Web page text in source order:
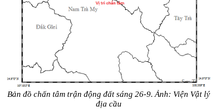
Bản đồ chấn tâm trận động đất sáng 26-9. Ảnh: Viện Vật lý
địa cầu